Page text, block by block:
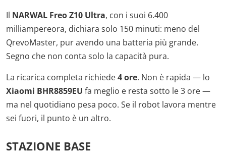
Il NARWAL Freo Z10 Ultra, con i suoi 6.400
milliampereora, dichiara solo 150 minuti: meno del
QrevoMaster, pur avendo una batteria più grande.
Segno che non conta solo la capacità pura.
La ricarica completa richiede4 ore. Non è rapida — lo
Xiaomi BHR8859EU fa meglio e resta sotto le 3 ore —
ma nel quotidiano pesa poco. Se il robot lavora mentre
sei fuori, il punto è un altro.
STAZIONE BASE